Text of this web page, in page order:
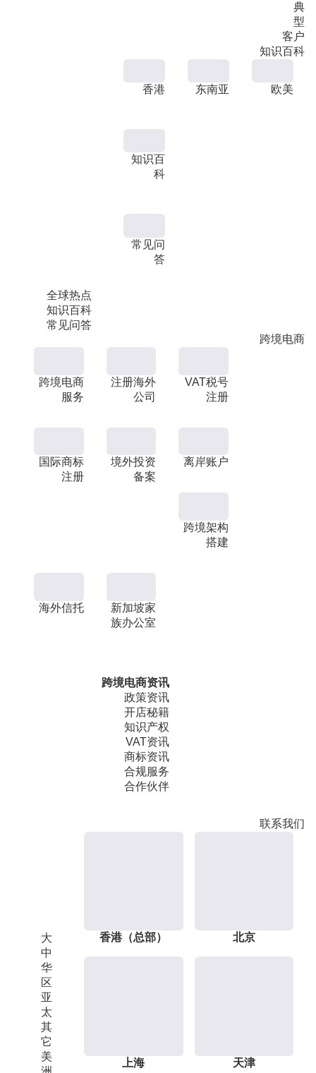
典
型
客户
知识百科
全球热点
知识百科
常见问答
香港 东南亚 欧美
知识百
科
常见问
答
跨境电商
跨境电商
服务
注册海外
公司
VAT税号
注册
国际商标
注册
境外投资
备案
离岸账户
跨境架构
搭建
海外信托
新加坡家
族办公室
跨境电商资讯
政策资讯
开店秘籍
知识产权
VAT资讯
商标资讯
合规服务
合作伙伴
联系我们
大
中
华
区
亚
太
其
它
美
香港（总部） 北京
上海 天津